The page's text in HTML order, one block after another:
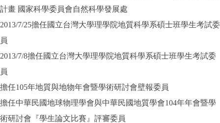
計畫 國家科學委員會自然科學發展處
2013/7/25擔任國立台灣大學理學院地質科學系碩士班學生考試委
員
2013/7/8擔任國立台灣大學理學院地質科學系碩士班學生考試委
員
擔任105年地質與地物年會暨學術研討會壁報委員
擔任中華民國地球物理學會與中華民國地質學會104年年會暨學
術研討會『學生論文比賽』評審委員